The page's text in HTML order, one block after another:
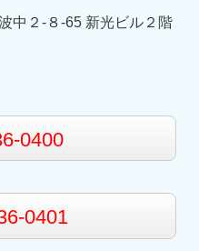
中２-８-65 新光ビル２階
0400
0401